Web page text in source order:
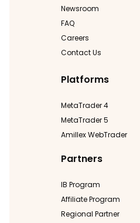
Newsroom
FAQ
Careers
Contact Us
Platforms
MetaTrader 4
MetaTrader 5
Amillex WebTrader
Partners
IB Program
Affiliate Program
Regional Partner